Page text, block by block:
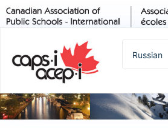
Russian
Spanish
French